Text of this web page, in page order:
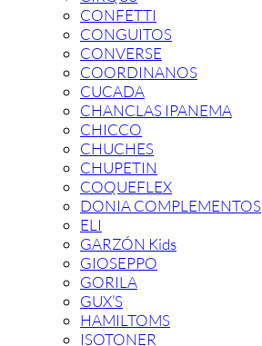
CONFETTI
CONGUITOS
CONVERSE
COORDINANOS
CUCADA
CHANCLAS IPANEMA
CHICCO
CHUCHES
CHUPETIN
COQUEFLEX
DONIA COMPLEMENTOS
ELI
GARZÓN Kids
GIOSEPPO
GORILA
GUX’S
HAMILTOMS
ISOTONER